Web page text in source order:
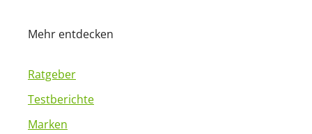
Mehr entdecken
Ratgeber
Testberichte
Marken